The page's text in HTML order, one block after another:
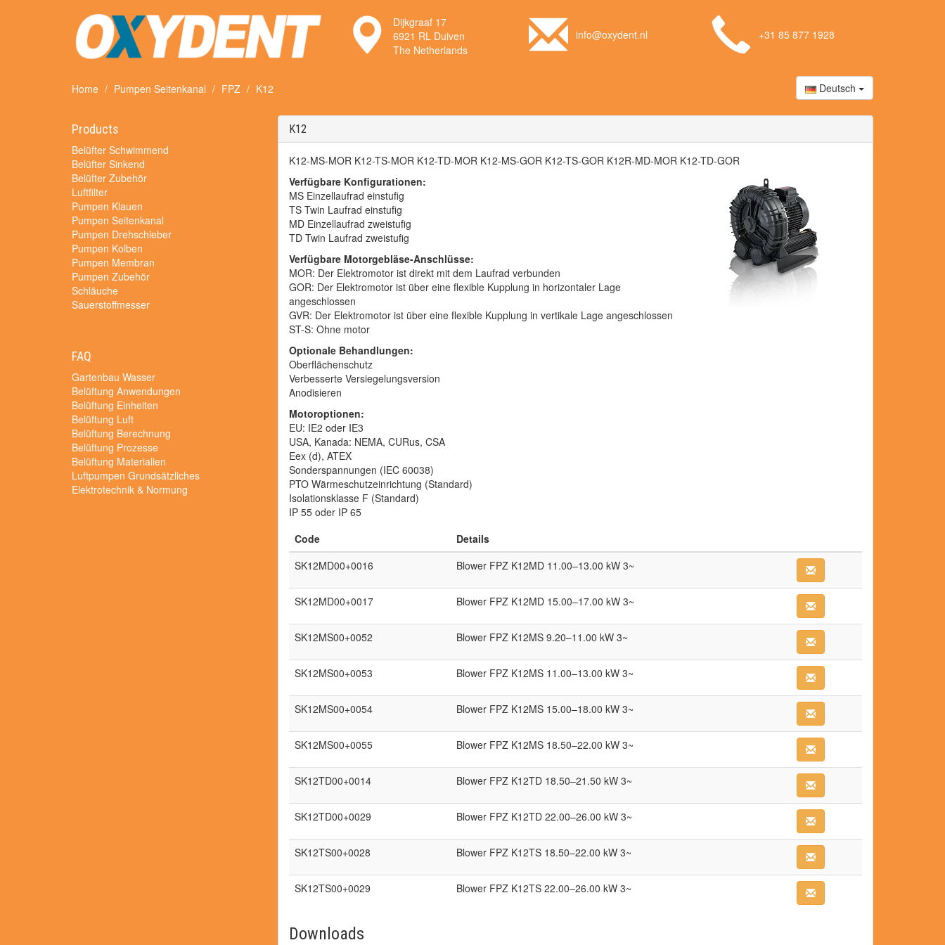
Dijkgraaf 17
6921 RL Duiven
The Netherlands
info@oxydent.nl +31 85 877 1928
Home Pumpen Seitenkanal FPZ K12 Deutsch
K12
K12-MS-MOR K12-TS-MOR K12-TD-MOR K12-MS-GOR K12-TS-GOR K12R-MD-MOR K12-TD-GOR
Verfügbare Konfigurationen:
MS Einzellaufrad einstufig
TS Twin Laufrad einstufig
MD Einzellaufrad zweistufig
TD Twin Laufrad zweistufig
Verfügbare Motorgebläse-Anschlüsse:
MOR: Der Elektromotor ist direkt mit dem Laufrad verbunden
GOR: Der Elektromotor ist über eine flexible Kupplung in horizontaler Lage
angeschlossen
GVR: Der Elektromotor ist über eine flexible Kupplung in vertikale Lage angeschlossen
ST-S: Ohne motor
Optionale Behandlungen:
Oberflächenschutz
Verbesserte Versiegelungsversion
Anodisieren
Motoroptionen:
EU: IE2 oder IE3
USA, Kanada: NEMA, CURus, CSA
Eex (d), ATEX
Sonderspannungen (IEC 60038)
PTO Wärmeschutzeinrichtung (Standard)
Isolationsklasse F (Standard)
IP 55 oder IP 65
Code
Details
SK12MD00+0016
Blower FPZ K12MD 11.00–13.00 kW 3~
SK12MD00+0017 Blower FPZ K12MD 15.00–17.00 kW 3~
SK12MS00+0052 Blower FPZ K12MS 9.20–11.00 kW 3~
SK12MS00+0053 Blower FPZ K12MS 11.00–13.00 kW 3~
SK12MS00+0054 Blower FPZ K12MS 15.00–18.00 kW 3~
SK12MS00+0055 Blower FPZ K12MS 18.50–22.00 kW 3~
SK12TD00+0014 Blower FPZ K12TD 18.50–21.50 kW 3~
SK12TD00+0029 Blower FPZ K12TD 22.00–26.00 kW 3~
SK12TS00+0028 Blower FPZ K12TS 18.50–22.00 kW 3~
SK12TS00+0029 Blower FPZ K12TS 22.00–26.00 kW 3~
Downloads
Products
Belüfter Schwimmend
Belüfter Sinkend
Belüfter Zubehör
Luftfilter
Pumpen Klauen
Pumpen Seitenkanal
Pumpen Drehschieber
Pumpen Kolben
Pumpen Membran
Pumpen Zubehör
Schläuche
Sauerstoffmesser
FAQ
Gartenbau Wasser
Belüftung Anwendungen
Belüftung Einheiten
Belüftung Luft
Belüftung Berechnung
Belüftung Prozesse
Belüftung Materialien
Luftpumpen Grundsätzliches
Elektrotechnik & Normung